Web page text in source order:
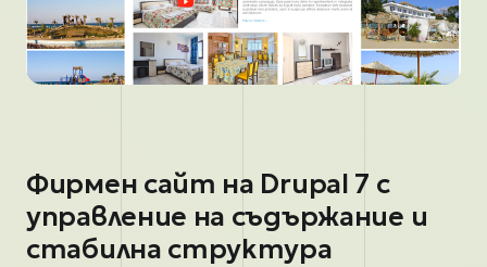
Фирмен сайт на Drupal 7 с
управление на съдържание и
стабилна структура